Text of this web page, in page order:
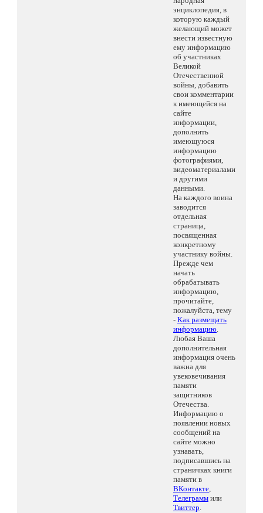
энциклопедия, в
которую каждый
желающий может
внести известную
ему информацию
об участниках
Великой
Отечественной
войны, добавить
свои комментарии
к имеющейся на
сайте
информации,
дополнить
имеющуюся
информацию
фотографиями,
видеоматериалами
и другими
данными.
На каждого воина
заводится
отдельная
страница,
посвященная
конкретному
участнику войны.
Прежде чем
начать
обрабатывать
информацию,
прочитайте,
пожалуйста, тему
- Как размещать
информацию.
Любая Ваша
дополнительная
информация очень
важна для
увековечивания
памяти
защитников
Отечества.
Информацию о
появлении новых
сообщений на
сайте можно
узнавать,
подписавшись на
страничках книги
памяти в
ВКонтакте,
Телеграмм или
Твиттер.